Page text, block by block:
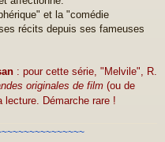
et la "comédie
récits depuis ses fameuses
: pour cette série, "Melvile", R.
originales de film (ou de
lecture. Démarche rare !